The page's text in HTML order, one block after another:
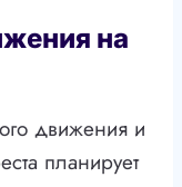
на
движения и
планирует